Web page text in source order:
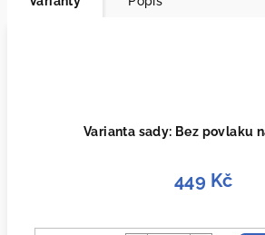
Varianta sady: Bez povlaku
449 Kč